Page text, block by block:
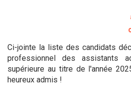
Ci-jointe la liste des candidats
professionnel des assistants
supérieure au titre de l'année
heureux admis !